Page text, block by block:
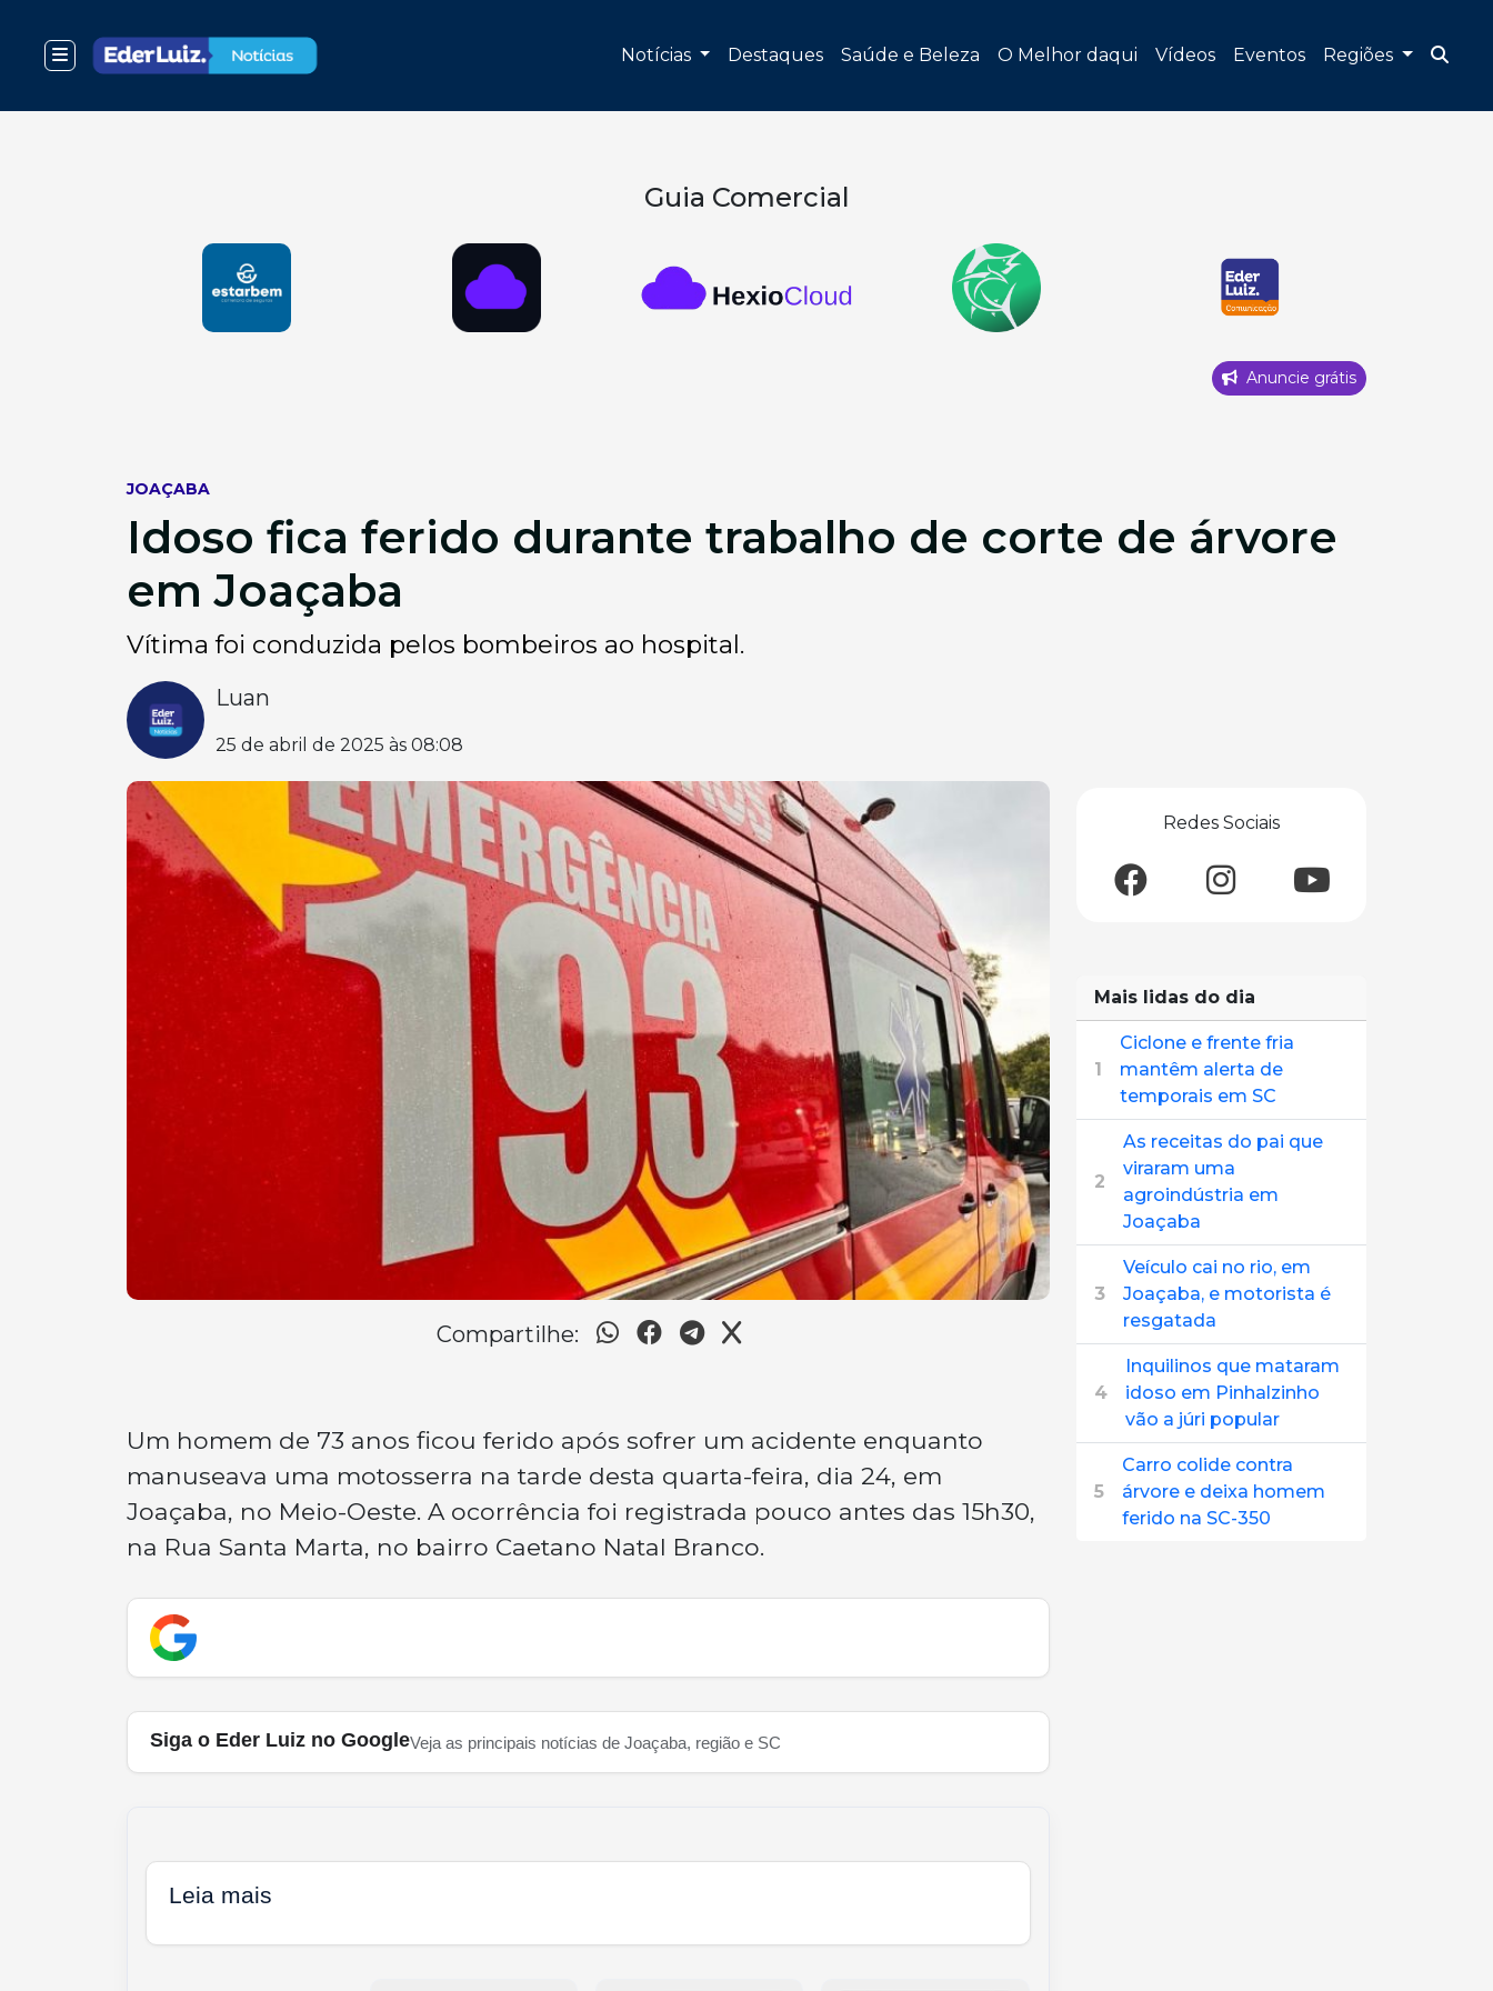
Notícias Destaques Saúde e Beleza O Melhor daqui Vídeos Eventos Regiões
Guia Comercial
Anuncie grátis
JOAÇABA
Idoso fica ferido durante trabalho de corte de árvore
em Joaçaba
Vítima foi conduzida pelos bombeiros ao hospital.
Luan
25 de abril de 2025 às 08:08
Compartilhe:
Um homem de 73 anos ficou ferido após sofrer um acidente enquanto
manuseava uma motosserra na tarde desta quarta-feira, dia 24, em
Joaçaba, no Meio-Oeste. A ocorrência foi registrada pouco antes das 15h30,
na Rua Santa Marta, no bairro Caetano Natal Branco.
Siga o Eder Luiz no GoogleVeja as principais notícias de Joaçaba, região e SC
Leia mais
Redes Sociais
Mais lidas do dia
1
Ciclone e frente fria
mantêm alerta de
temporais em SC
2
As receitas do pai que
viraram uma
agroindústria em
Joaçaba
3
Veículo cai no rio, em
Joaçaba, e motorista é
resgatada
4
Inquilinos que mataram
idoso em Pinhalzinho
vão a júri popular
5
Carro colide contra
árvore e deixa homem
ferido na SC-350